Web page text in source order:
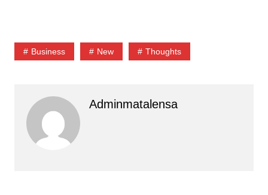
Business New Thoughts
Adminmatalensa